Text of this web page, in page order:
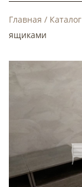
Главная / Каталог
ящиками